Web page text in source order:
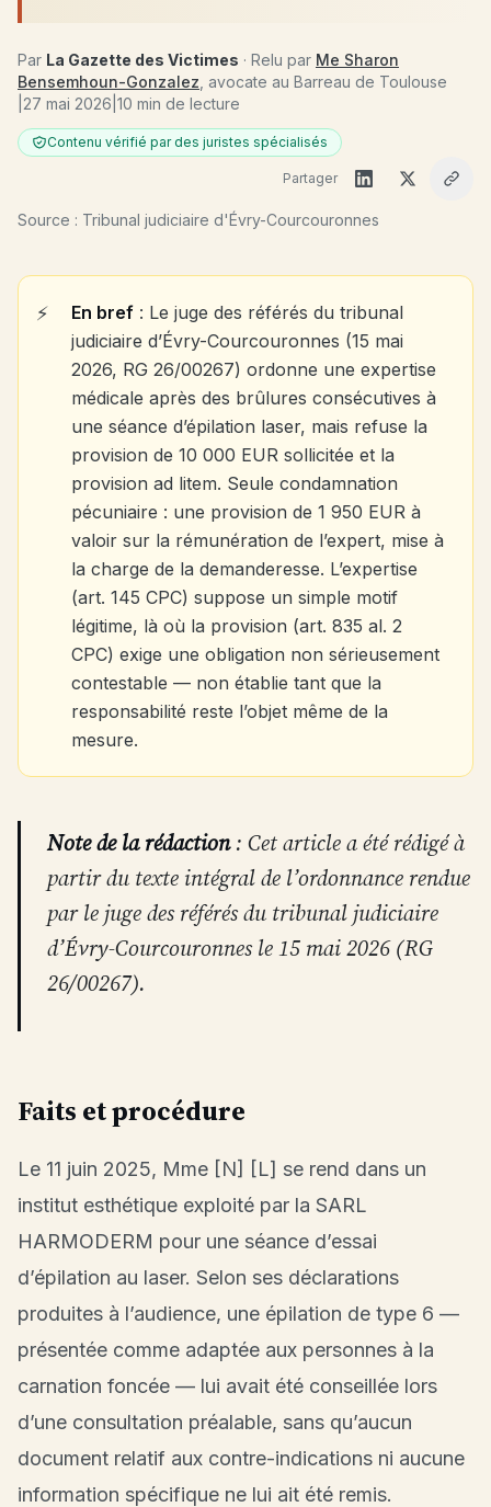
Par La Gazette des Victimes · Relu par Me Sharon
Bensemhoun-Gonzalez , avocate au Barreau de Toulouse
27 mai 2026 10 min de lecture
Contenu vérifié par des juristes spécialisés
Partager
Source : Tribunal judiciaire d'Évry-Courcouronnes
En bref : Le juge des référés du tribunal
judiciaire d’Évry-Courcouronnes (15 mai
2026, RG 26/00267) ordonne une expertise
médicale après des brûlures consécutives à
une séance d’épilation laser, mais refuse la
provision de 10 000 EUR sollicitée et la
provision ad litem. Seule condamnation
pécuniaire : une provision de 1 950 EUR à
valoir sur la rémunération de l’expert, mise à
la charge de la demanderesse. L’expertise
(art. 145 CPC) suppose un simple motif
légitime, là où la provision (art. 835 al. 2
CPC) exige une obligation non sérieusement
contestable — non établie tant que la
responsabilité reste l’objet même de la
mesure.
Note de la rédaction: Cet article a été rédigé à
partir du texte intégral de l’ordonnance rendue
par le juge des référés du tribunal judiciaire
d’Évry-Courcouronnes le 15 mai 2026 (RG
26/00267).
Faits et procédure
Le 11 juin 2025, Mme [N] [L] se rend dans un
institut esthétique exploité par la SARL
HARMODERM pour une séance d’essai
d’épilation au laser. Selon ses déclarations
produites à l’audience, une épilation de type 6 —
présentée comme adaptée aux personnes à la
carnation foncée — lui avait été conseillée lors
d’une consultation préalable, sans qu’aucun
document relatif aux contre-indications ni aucune
information spécifique ne lui ait été remis.